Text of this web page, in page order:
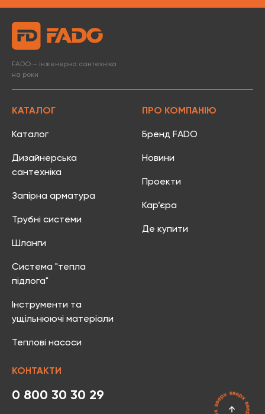
FADO – інженерна сантехніка
на роки
КАТАЛОГ
Каталог
Дизайнерська
сантехніка
Запірна арматура
Трубні системи
Шланги
Система "тепла
підлога"
Інструменти та
ущільнюючі матеріали
Теплові насоси
ПРО КОМПАНІЮ
Бренд FADO
Новини
Проекти
Кар’єра
Де купити
КОНТАКТИ
0 800 30 30 29